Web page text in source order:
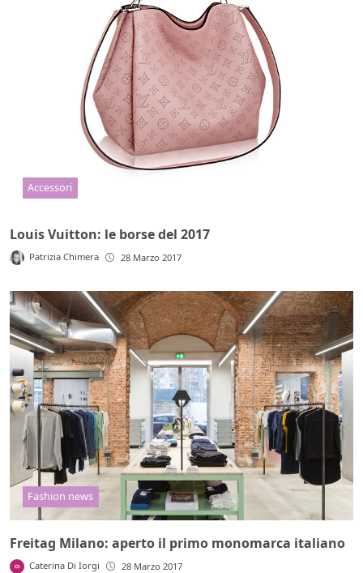
Accessori
Louis Vuitton: le borse del 2017
Patrizia Chimera 28 Marzo 2017
Fashion news
Freitag Milano: aperto il primo monomarca italiano
Caterina Di Iorgi 28 Marzo 2017